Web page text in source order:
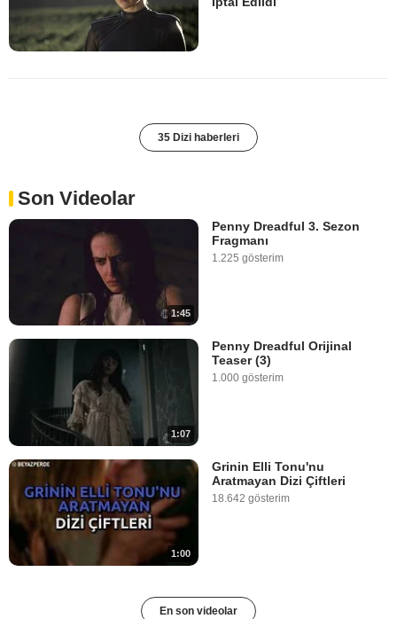
35 Dizi haberleri
Son Videolar
1:45
Penny Dreadful 3. Sezon
Fragmanı
1.225 gösterim
1:07
Penny Dreadful Orijinal
Teaser (3)
1.000 gösterim
1:00
Grinin Elli Tonu'nu
Aratmayan Dizi Çiftleri
18.642 gösterim
En son videolar